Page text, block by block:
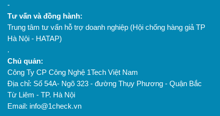
-
Tư vấn và đồng hành:
Trung tâm tư vấn hỗ trợ doanh nghiệp (Hội chống hàng giả TP
Hà Nội - HATAP)
.
Chủ quản:
Công Ty CP Công Nghệ 1Tech Việt Nam
Địa chỉ: Số 54A- Ngõ 323 - đường Thụy Phương - Quận Bắc
Từ Liêm - TP. Hà Nội
Email: info@1check.vn